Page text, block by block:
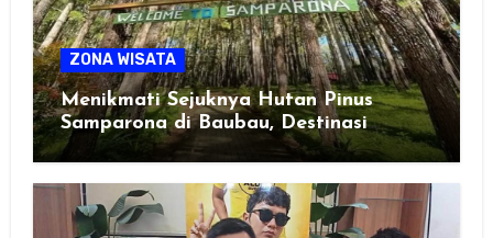
ZONA WISATA
Menikmati Sejuknya Hutan Pinus
Samparona di Baubau, Destinasi
Healing Favorit!